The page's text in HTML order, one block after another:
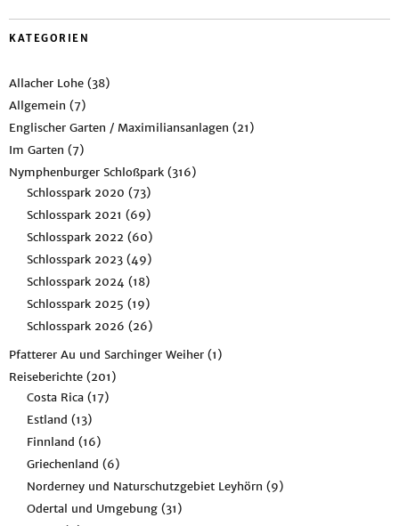
KATEGORIEN
Allacher Lohe (38)
Allgemein (7)
Englischer Garten / Maximiliansanlagen (21)
Im Garten (7)
Nymphenburger Schloßpark (316)
Schlosspark 2020 (73)
Schlosspark 2021 (69)
Schlosspark 2022 (60)
Schlosspark 2023 (49)
Schlosspark 2024 (18)
Schlosspark 2025 (19)
Schlosspark 2026 (26)
Pfatterer Au und Sarchinger Weiher (1)
Reiseberichte (201)
Costa Rica (17)
Estland (13)
Finnland (16)
Griechenland (6)
Norderney und Naturschutzgebiet Leyhörn (9)
Odertal und Umgebung (31)